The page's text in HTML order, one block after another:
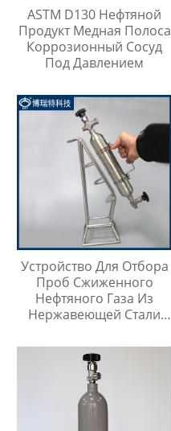
ASTM D130 Нефтяной
Продукт Медная Полоса
Коррозионный Сосуд
Под Давлением
Устройство Для Отбора
Проб Сжиженного
Нефтяного Газа Из
Нержавеющей Стали